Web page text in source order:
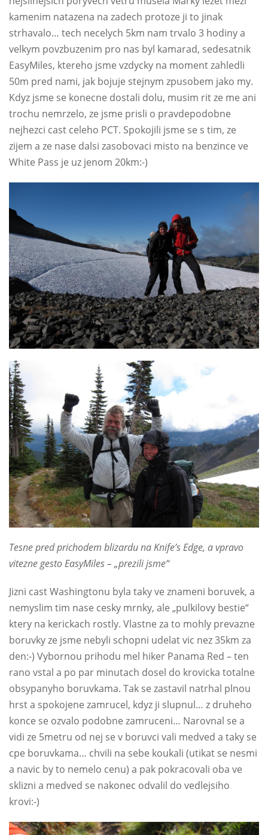
kamenim natazena na zadech protoze ji to jinak
strhavalo… tech necelych 5km nam trvalo 3 hodiny a
velkym povzbuzenim pro nas byl kamarad, sedesatnik
EasyMiles, ktereho jsme vzdycky na moment zahledli
50m pred nami, jak bojuje stejnym zpusobem jako my.
Kdyz jsme se konecne dostali dolu, musim rit ze me ani
trochu nemrzelo, ze jsme prisli o pravdepodobne
nejhezci cast celeho PCT. Spokojili jsme se s tim, ze
zijem a ze nase dalsi zasobovaci misto na benzince ve
White Pass je uz jenom 20km:-)
Tesne pred prichodem blizardu na Knife’s Edge, a vpravo
vitezne gesto EasyMiles – „prezili jsme“
Jizni cast Washingtonu byla taky ve znameni boruvek, a
nemyslim tim nase cesky mrnky, ale „pulkilovy bestie“
ktery na kerickach rostly. Vlastne za to mohly prevazne
boruvky ze jsme nebyli schopni udelat vic nez 35km za
den:-) Vybornou prihodu mel hiker Panama Red – ten
rano vstal a po par minutach dosel do krovicka totalne
obsypanyho boruvkama. Tak se zastavil natrhal plnou
hrst a spokojene zamrucel, kdyz ji slupnul… z druheho
konce se ozvalo podobne zamruceni… Narovnal se a
vidi ze 5metru od nej se v boruvci vali medved a taky se
cpe boruvkama… chvili na sebe koukali (utikat se nesmi
a navic by to nemelo cenu) a pak pokracovali oba ve
sklizni a medved se nakonec odvalil do vedlejsiho
krovi:-)